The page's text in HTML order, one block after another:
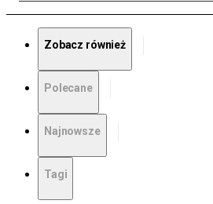
Zobacz również
Polecane
Najnowsze
Tagi